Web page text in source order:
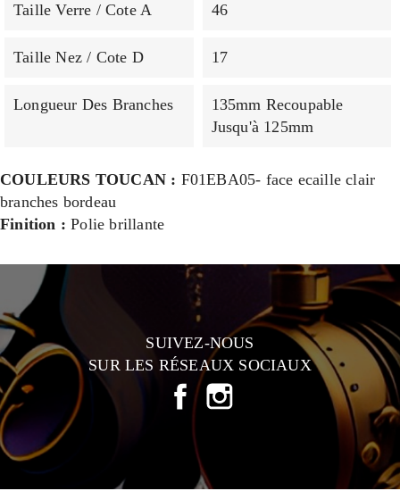
Taille Verre / Cote A 46
Taille Nez / Cote D 17
Longueur Des Branches
135mm Recoupable
Jusqu'à 125mm
COULEURS TOUCAN : F01EBA05- face ecaille clair
branches bordeau
Finition : Polie brillante
SUIVEZ-NOUS
SUR LES RÉSEAUX SOCIAUX
FACEBOOKINSTAGRAM